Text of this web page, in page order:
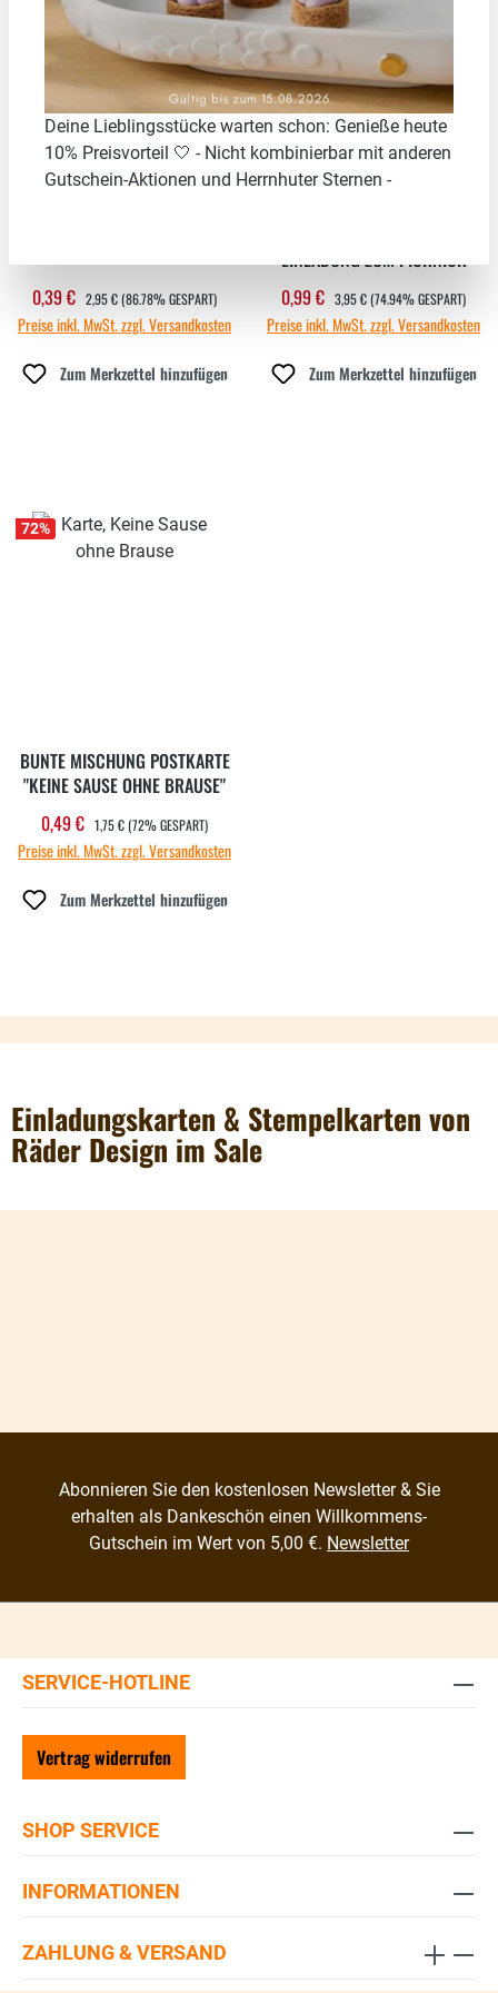
Verkaufspreis:
0,39 € REGULÄRER PREIS:
2,95 € (86.78% GESPART)
Preise inkl. MwSt. zzgl. Versandkosten
Zum Merkzettel hinzufügen
"EINLADUNG ZUM PICKNICK"
Verkaufspreis:
0,99 € REGULÄRER PREIS:
3,95 € (74.94% GESPART)
Preise inkl. MwSt. zzgl. Versandkosten
Zum Merkzettel hinzufügen
72%
BUNTE MISCHUNG POSTKARTE
"KEINE SAUSE OHNE BRAUSE"
Verkaufspreis:
0,49 € REGULÄRER PREIS:
1,75 €(72% GESPART)
Preise inkl. MwSt. zzgl. Versandkosten
Zum Merkzettel hinzufügen
Einladungskarten & Stempelkarten von
Räder Design im Sale
Abonnieren Sie den kostenlosen Newsletter & Sie
erhalten als Dankeschön einen Willkommens-
Gutschein im Wert von 5,00 €. Newsletter
SERVICE-HOTLINE
Vertrag widerrufen
SHOP SERVICE
INFORMATIONEN
ZAHLUNG & VERSAND
Deine Lieblingsstücke warten schon: Genieße heute
10% Preisvorteil 🤍 - Nicht kombinierbar mit anderen
Gutschein-Aktionen und Herrnhuter Sternen -